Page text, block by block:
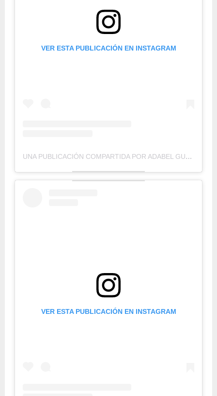
VER ESTA PUBLICACIÓN EN INSTAGRAM
UNA PUBLICACIÓN COMPARTIDA POR ADABEL GUERRERO (@ADABELGUERRERO)
VER ESTA PUBLICACIÓN EN INSTAGRAM